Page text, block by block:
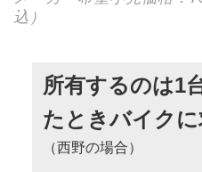
込）
所有するのは1
たときバイク
（西野の場合）